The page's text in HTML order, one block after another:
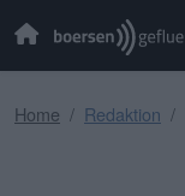
Home Redaktion